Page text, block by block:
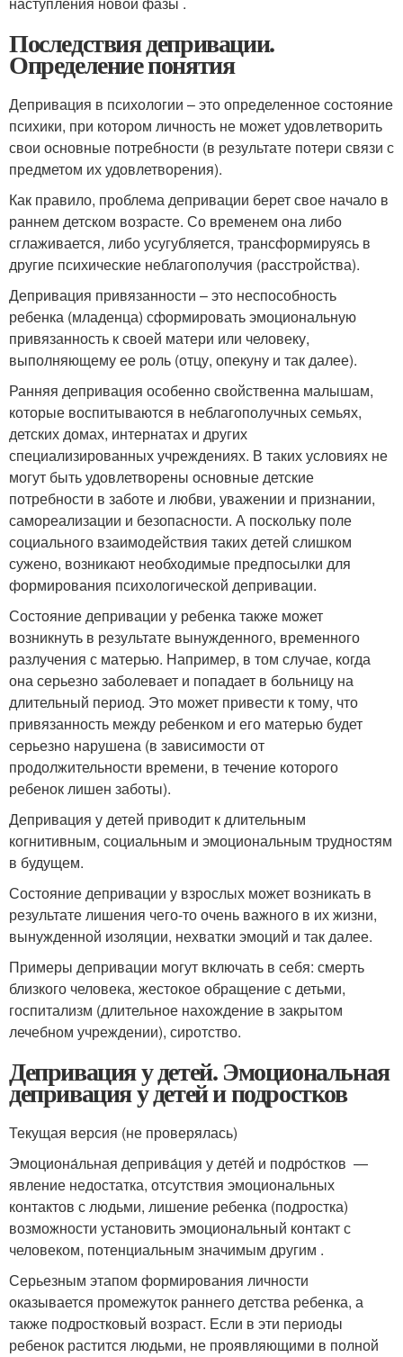
Последствия депривации.
Определение понятия
Депривация в психологии – это определенное состояние
психики, при котором личность не может удовлетворить
свои основные потребности (в результате потери связи с
предметом их удовлетворения).
Как правило, проблема депривации берет свое начало в
раннем детском возрасте. Со временем она либо
сглаживается, либо усугубляется, трансформируясь в
другие психические неблагополучия (расстройства).
Депривация привязанности – это неспособность
ребенка (младенца) сформировать эмоциональную
привязанность к своей матери или человеку,
выполняющему ее роль (отцу, опекуну и так далее).
Ранняя депривация особенно свойственна малышам,
которые воспитываются в неблагополучных семьях,
детских домах, интернатах и других
специализированных учреждениях. В таких условиях не
могут быть удовлетворены основные детские
потребности в заботе и любви, уважении и признании,
самореализации и безопасности. А поскольку поле
социального взаимодействия таких детей слишком
сужено, возникают необходимые предпосылки для
формирования психологической депривации.
Состояние депривации у ребенка также может
возникнуть в результате вынужденного, временного
разлучения с матерью. Например, в том случае, когда
она серьезно заболевает и попадает в больницу на
длительный период. Это может привести к тому, что
привязанность между ребенком и его матерью будет
серьезно нарушена (в зависимости от
продолжительности времени, в течение которого
ребенок лишен заботы).
Депривация у детей приводит к длительным
когнитивным, социальным и эмоциональным трудностям
в будущем.
Состояние депривации у взрослых может возникать в
результате лишения чего-то очень важного в их жизни,
вынужденной изоляции, нехватки эмоций и так далее.
Примеры депривации могут включать в себя: смерть
близкого человека, жестокое обращение с детьми,
госпитализм (длительное нахождение в закрытом
лечебном учреждении), сиротство.
Депривация у детей. Эмоциональная
депривация у детей и подростков
Текущая версия (не проверялась)
Эмоциона́льная деприва́ция у дете́й и подро́стков —
явление недостатка, отсутствия эмоциональных
контактов с людьми, лишение ребенка (подростка)
возможности установить эмоциональный контакт с
человеком, потенциальным значимым другим .
Серьезным этапом формирования личности
оказывается промежуток раннего детства ребенка, а
также подростковый возраст. Если в эти периоды
ребенок растится людьми, не проявляющими в полной